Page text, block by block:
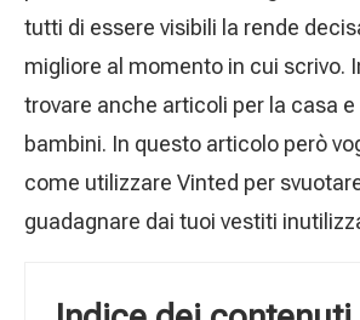
tutti di essere visibili la rende
migliore al momento in cui scrivo.
trovare anche articoli per la casa
bambini. In questo articolo però
come utilizzare Vinted per
guadagnare dai tuoi vestiti